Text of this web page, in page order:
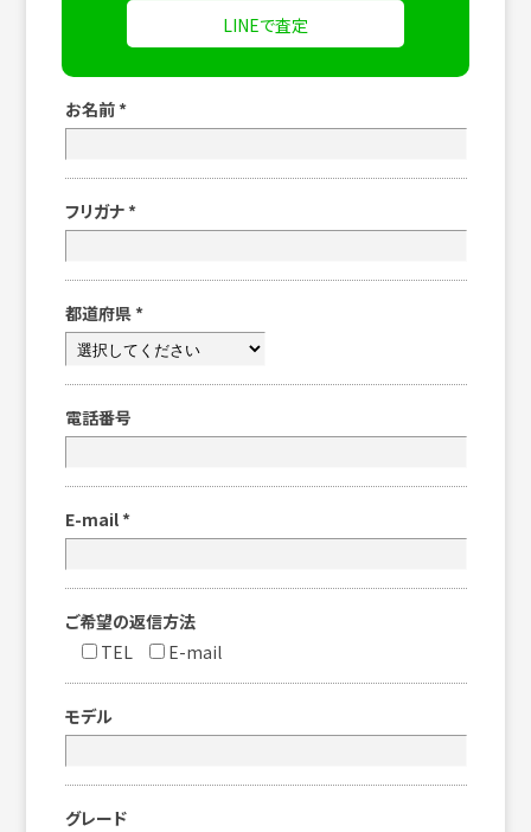
LINEで査定
お名前 *
フリガナ *
都道府県 *
電話番号
E-mail *
ご希望の返信方法
TEL
E-mail
モデル
グレード